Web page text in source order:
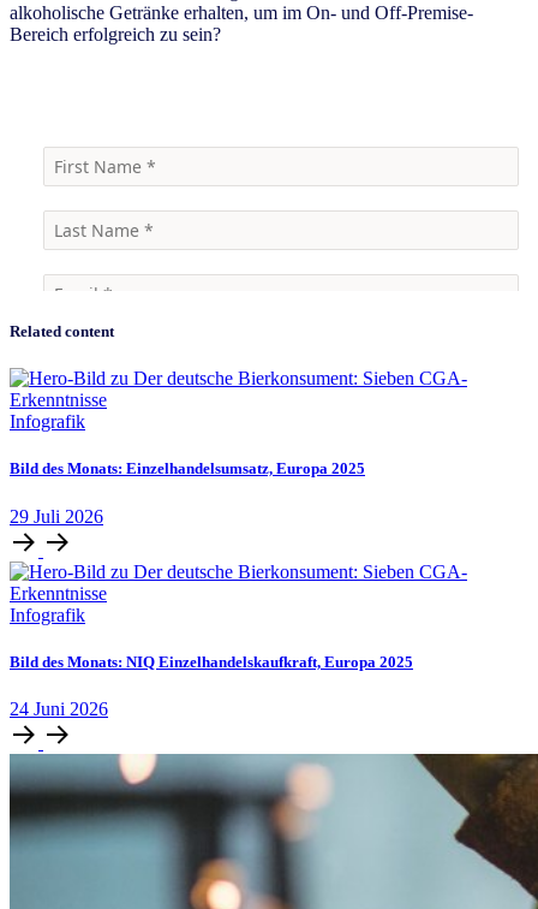
alkoholische Getränke erhalten, um im On- und Off-Premise-
Bereich erfolgreich zu sein?
Related content
Infografik
Bild des Monats: Einzelhandelsumsatz, Europa 2025
29 Juli 2026
Infografik
Bild des Monats: NIQ Einzelhandelskaufkraft, Europa 2025
24 Juni 2026